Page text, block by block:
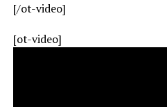
[/ot-video]
[ot-video]